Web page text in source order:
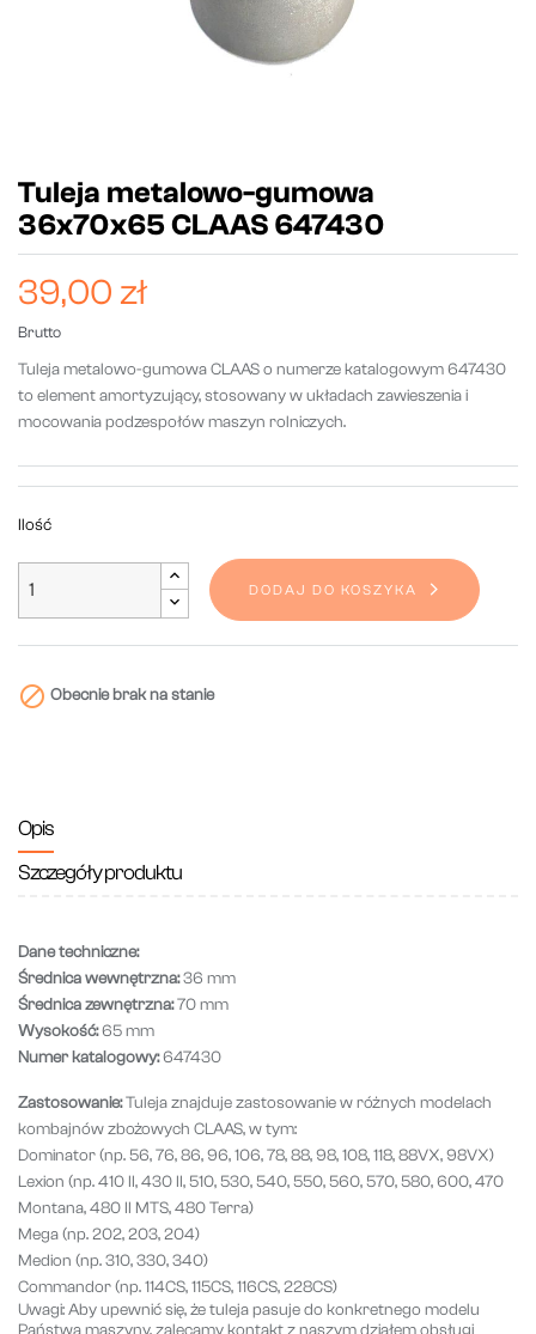
Tuleja metalowo-gumowa
36x70x65 CLAAS 647430
39,00 zł
Brutto
Tuleja metalowo-gumowa CLAAS o numerze katalogowym 647430
to element amortyzujący, stosowany w układach zawieszenia i
mocowania podzespołów maszyn rolniczych.
Ilość
DODAJ DO KOSZYKA
 Obecnie brak na stanie
Opis
Szczegóły produktu
Dane techniczne:
Średnica wewnętrzna:36 mm
Średnica zewnętrzna:70 mm
Wysokość:65 mm
Numer katalogowy:647430
Zastosowanie:Tuleja znajduje zastosowanie w różnych modelach
kombajnów zbożowych CLAAS, w tym:
Dominator (np. 56, 76, 86, 96, 106, 78, 88, 98, 108, 118, 88VX, 98VX)
Lexion (np. 410 II, 430 II, 510, 530, 540, 550, 560, 570, 580, 600, 470
Montana, 480 II MTS, 480 Terra)
Mega (np. 202, 203, 204)
Medion (np. 310, 330, 340)
Commandor (np. 114CS, 115CS, 116CS, 228CS)
Uwagi:Aby upewnić się, że tuleja pasuje do konkretnego modelu